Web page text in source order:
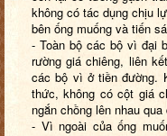
không có tác dụng chịu
bên ống muống và tiến
- Toàn bộ các bộ vì đại
rường giá chiêng, liên
các bộ vì ở tiền đường.
thức, không có cột giá
ngắn chồng lên nhau
- Vì ngoài của ống